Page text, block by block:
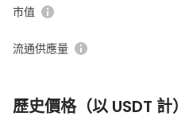
市值
流通供應量
歷史價格（以 USDT 計）